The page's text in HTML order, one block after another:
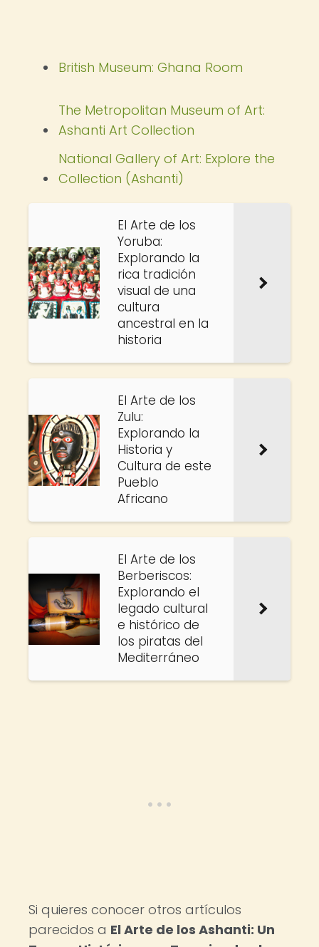
British Museum: Ghana Room
The Metropolitan Museum of Art:
Ashanti Art Collection
National Gallery of Art: Explore the
Collection (Ashanti)
El Arte de los
Yoruba:
Explorando la
rica tradición
visual de una
cultura
ancestral en la
historia
El Arte de los
Zulu:
Explorando la
Historia y
Cultura de este
Pueblo
Africano
El Arte de los
Berberiscos:
Explorando el
legado cultural
e histórico de
los piratas del
Mediterráneo
Si quieres conocer otros artículos
parecidos a El Arte de los Ashanti: Un